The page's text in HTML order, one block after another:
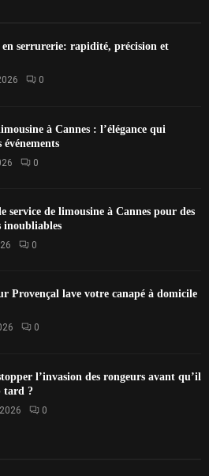
en serrurerie: rapidité, précision et
0
à Cannes : l’élégance qui
événements
0
service de limousine à Cannes pour des
inoubliables
0
Provençal lave votre canapé à domicile
0
l’invasion des rongeurs avant qu’il
tard ?
0